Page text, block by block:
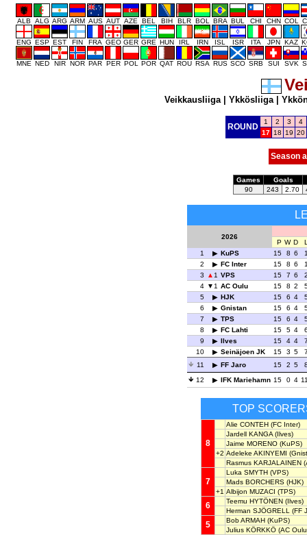
ALB ALG ARG ARM AUS AUT AZE BEL BIH BLR BOL BRA BUL CHI CHN COL
ENG ESP EST FIN FRA GEO GER GRE HUN IRL IRN ISL ISR ITA JPN KAZ
MNE NED NIR NOR PAR PER POL POR QAT ROU RSA RUS SCO SRB SUI SVK
Veikkausliiga| Ykkösliiga|
ROUND
1 2 3
4
17 18 19 20
Season
Games
Goals
90
243 2.70
2026
P W D
1
KuPS 15 8 6
2
FC Inter 15 8 6
3
1 VPS 15 7 6
4
1 AC Oulu 15 8 2
5
HJK 15 6 4
6
Gnistan 15 6 4
7
TPS 15 6 4
8
FC Lahti 15 5 4
9
Ilves 15 4 4
10
Seinäjoen JK 15 3 5
11
FF Jaro 15 2 5
12
IFK Mariehamn 15 0 4
TOP
8
Alie CONTEH (FC Inter)
Jardell KANGA (Ilves)
Jaime MORENO (KuPS)
+2 Adeleke AKINYEMI
Rasmus KARJALAINEN
7
Luka SMYTH (VPS)
Mads BORCHERS (HJK)
+1 Albijon MUZACI (TPS)
6 Teemu HYTÖNEN (Ilves)
Herman SJÖGRELL
(FF
5 Bob ARMAH (KuPS)
Julius KÖRKKÖ (AC